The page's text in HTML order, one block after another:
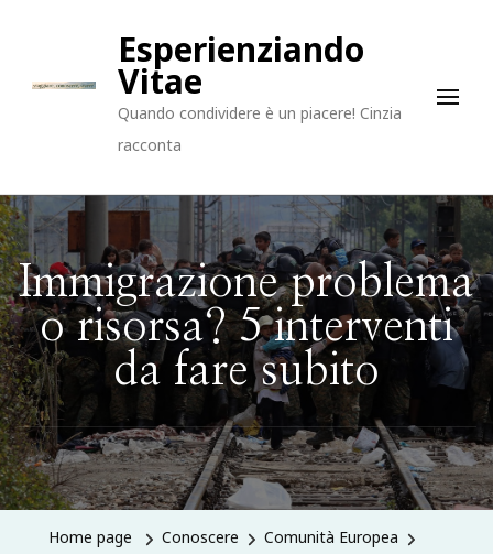
Esperienziando
Vitae
Quando condividere è un piacere! Cinzia
racconta
Immigrazione problema
o risorsa? 5 interventi
da fare subito
Home page Conoscere
Comunità Europea